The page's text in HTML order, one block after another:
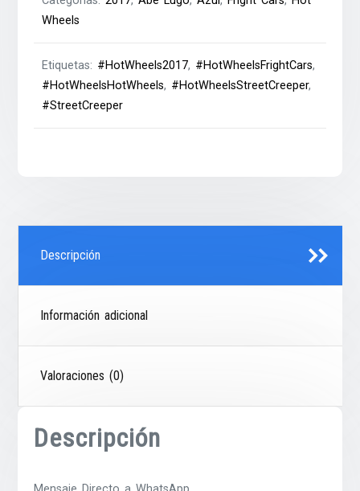
Wheels
Etiquetas: #HotWheels2017, #HotWheelsFrightCars,
#HotWheelsHotWheels, #HotWheelsStreetCreeper,
#StreetCreeper
Descripción
Información adicional
Valoraciones (0)
Descripción